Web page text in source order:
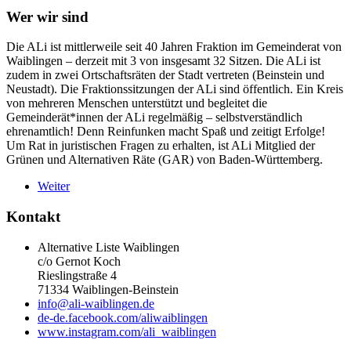
Wer wir sind
Die ALi ist mittlerweile seit 40 Jahren Fraktion im Gemeinderat von
Waiblingen – derzeit mit 3 von insgesamt 32 Sitzen. Die ALi ist
zudem in zwei Ortschaftsräten der Stadt vertreten (Beinstein und
Neustadt). Die Fraktionssitzungen der ALi sind öffentlich. Ein Kreis
von mehreren Menschen unterstützt und begleitet die
Gemeinderät*innen der ALi regelmäßig – selbstverständlich
ehrenamtlich! Denn Reinfunken macht Spaß und zeitigt Erfolge!
Um Rat in juristischen Fragen zu erhalten, ist ALi Mitglied der
Grünen und Alternativen Räte (GAR) von Baden-Württemberg.
Weiter
Kontakt
Alternative Liste Waiblingen
c/o Gernot Koch
Rieslingstraße 4
71334 Waiblingen-Beinstein
info@ali-waiblingen.de
de-de.facebook.com/aliwaiblingen
www.instagram.com/ali_waiblingen